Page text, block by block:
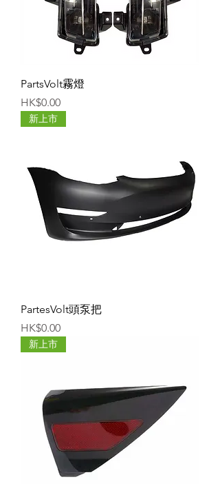
PartsVolt霧燈
價格
HK$0.00
新上市
PartesVolt頭泵把
價格
HK$0.00
新上市